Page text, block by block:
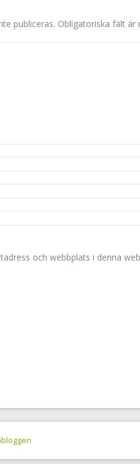
publiceras. Obligatoriska fält
och webbplats i denna